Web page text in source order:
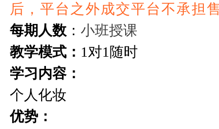
后，平台之外成交平台不承担
每期人数 ： 小班授课
教学模式： 1 对1 随时
学习内容：
个人化妆
优势：